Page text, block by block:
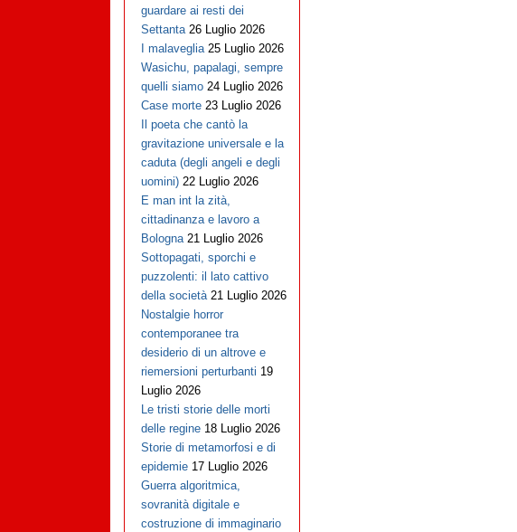
guardare ai resti dei
Settanta 26 Luglio 2026
I malaveglia 25 Luglio 2026
Wasichu, papalagi, sempre
quelli siamo 24 Luglio 2026
Case morte 23 Luglio 2026
Il poeta che cantò la
gravitazione universale e la
caduta (degli angeli e degli
uomini) 22 Luglio 2026
E man int la zità,
cittadinanza e lavoro a
Bologna 21 Luglio 2026
Sottopagati, sporchi e
puzzolenti: il lato cattivo
della società 21 Luglio 2026
Nostalgie horror
contemporanee tra
desiderio di un altrove e
riemersioni perturbanti 19
Luglio 2026
Le tristi storie delle morti
delle regine 18 Luglio 2026
Storie di metamorfosi e di
epidemie 17 Luglio 2026
Guerra algoritmica,
sovranità digitale e
costruzione di immaginario